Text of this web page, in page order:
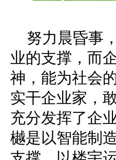
努力晨昏事
业的支撑，而
神，能为社会
实干企业家，
充分发挥了企
樾是以智能制